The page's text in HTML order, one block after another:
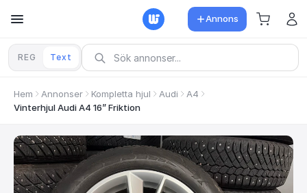
Annons
REG Text
Hem Annonser Kompletta hjul Audi
A4
Vinterhjul Audi A4 16” Friktion